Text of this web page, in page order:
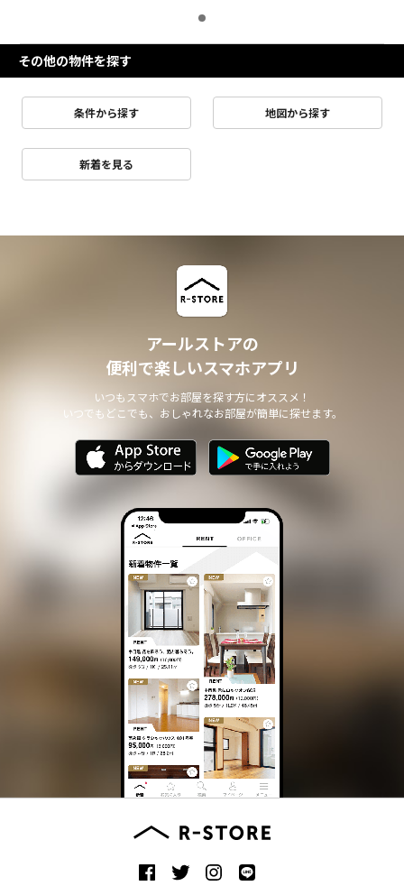
その他の物件を探す
条件から探す 地図から探す
新着を見る
アールストアの
便利で楽しいスマホアプリ
いつもスマホでお部屋を探す方にオススメ！
いつでもどこでも、おしゃれなお部屋が簡単に探せます。